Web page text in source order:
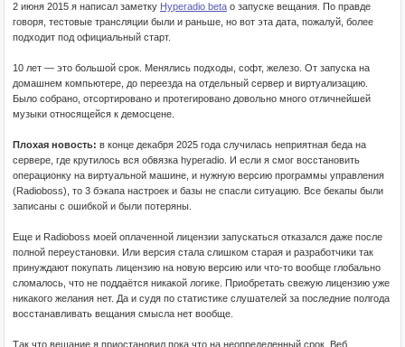
2 июня 2015 я написал заметку Hyperadio beta о запуске вещания. По правде
говоря, тестовые трансляции были и раньше, но вот эта дата, пожалуй, более
подходит под официальный старт.
10 лет — это большой срок. Менялись подходы, софт, железо. От запуска на
домашнем компьютере, до переезда на отдельный сервер и виртуализацию.
Было собрано, отсортировано и протегировано довольно много отличнейшей
музыки относящейся к демосцене.
Плохая новость: в конце декабря 2025 года случилась неприятная беда на
сервере, где крутилось вся обвязка hyperadio. И если я смог восстановить
операционку на виртуальной машине, и нужную версию программы управления
(Radioboss), то 3 бэкапа настроек и базы не спасли ситуацию. Все бекапы были
записаны с ошибкой и были потеряны.
Еще и Radioboss моей оплаченной лицензии запускаться отказался даже после
полной переустановки. Или версия стала слишком старая и разработчики так
принуждают покупать лицензию на новую версию или что-то вообще глобально
сломалось, что не поддаётся никакой логике. Приобретать свежую лицензию уже
никакого желания нет. Да и судя по статистике слушателей за последние полгода
восстанавливать вещания смысла нет вообще.
Так что вещание я приостановил пока что на неопределенный срок. Веб